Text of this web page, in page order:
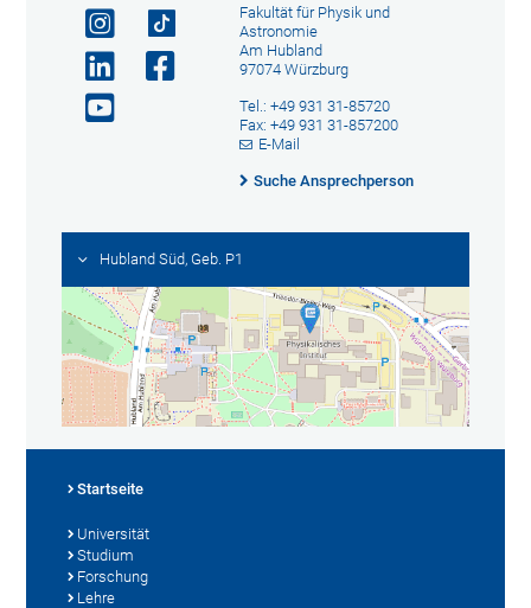
Fakultät für Physik und
Astronomie
Am Hubland
97074 Würzburg
Tel.: +49 931 31-85720
Fax: +49 931 31-857200
E-Mail
Suche Ansprechperson
Hubland Süd, Geb. P1
Startseite
Universität
Studium
Forschung
Lehre